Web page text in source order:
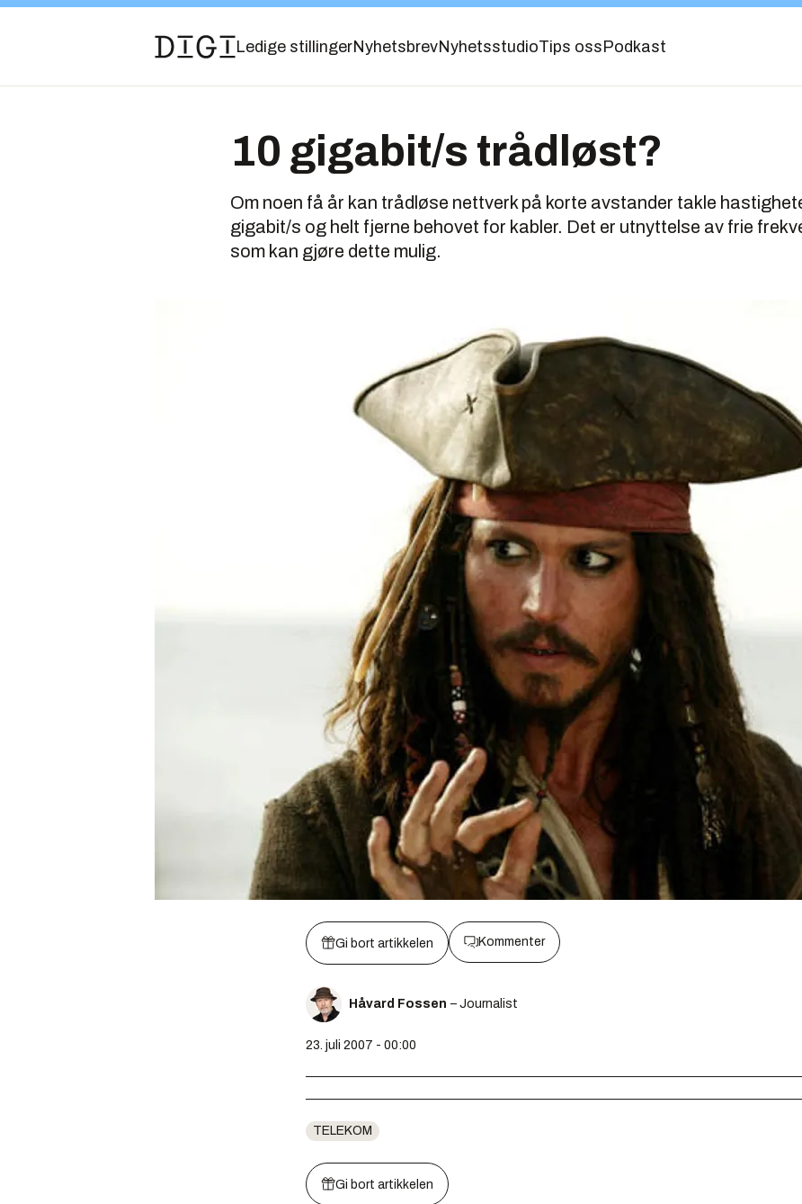
Ledige stillingerNyhetsbrevNyhetsstudioTips oss Podkast
10 gigabit/s trådløst?
Om noen få år kan trådløse nettverk på korte avstander takle
gigabit/s og helt fjerne behovet for kabler. Det er utnyttelse av frie
som kan gjøre dette mulig.
Gi bort artikkelen Kommenter
Håvard Fossen – Journalist
23. juli 2007 - 00:00
TELEKOM
Gi bort artikkelen